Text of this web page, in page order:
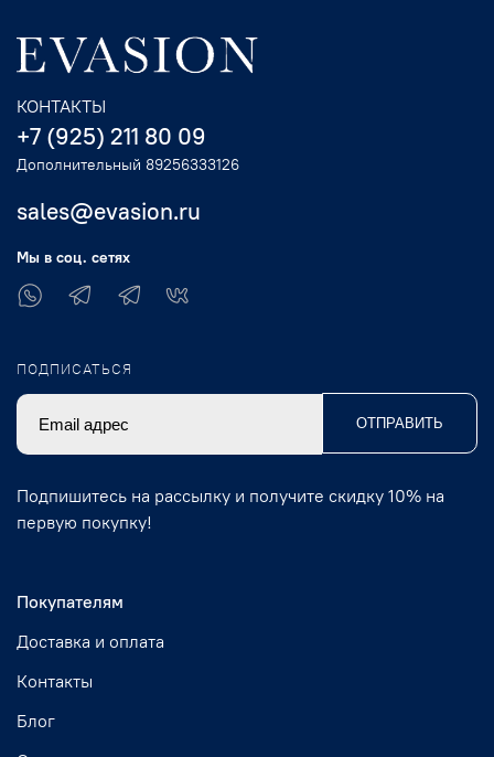
Покупателям
Доставка и оплата
Контакты
Блог
КОНТАКТЫ
+7 (925) 211 80 09
Дополнительный 89256333126
sales@evasion.ru
Мы в соц. сетях
ПОДПИСАТЬСЯ
ОТПРАВИТЬ
Подпишитесь на рассылку и получите скидку 10% на
первую покупку!